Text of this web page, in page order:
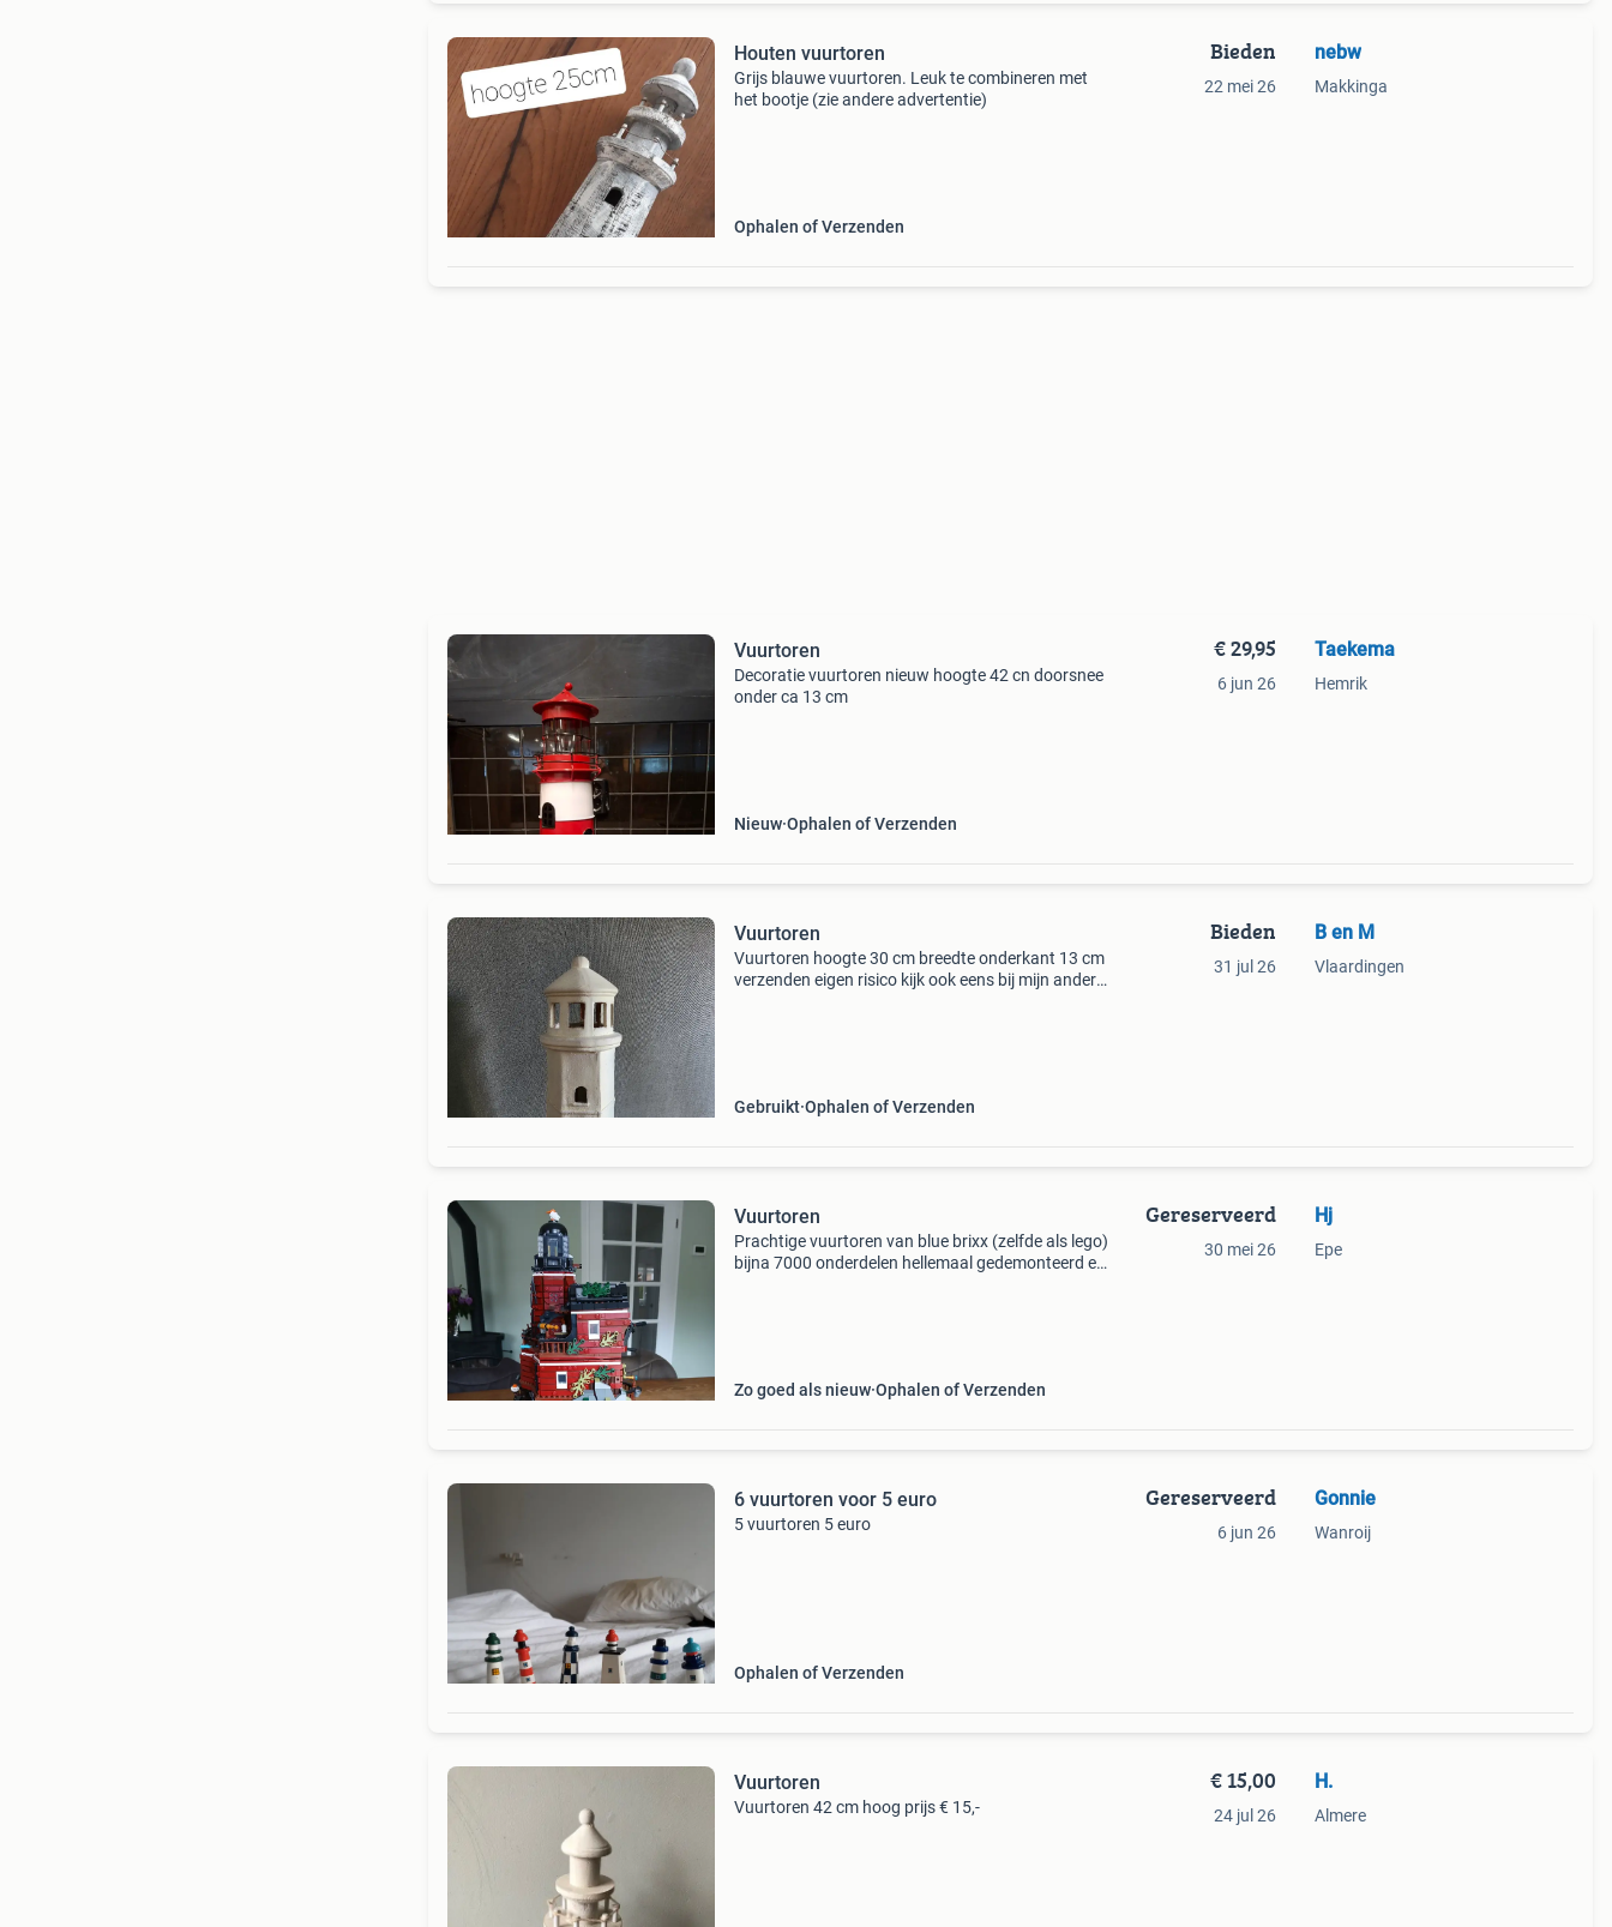
Houten vuurtoren
Grijs blauwe vuurtoren. Leuk te combineren met
het bootje (zie andere advertentie)
Ophalen of Verzenden
Bieden
22 mei 26
nebw
Makkinga
Vuurtoren
Decoratie vuurtoren nieuw hoogte 42 cn doorsnee
onder ca 13 cm
Nieuw Ophalen of Verzenden
€ 29,95
6 jun 26
Taekema
Hemrik
Vuurtoren
Vuurtoren hoogte 30 cm breedte onderkant 13 cm
verzenden eigen risico kijk ook eens bij mijn andere
Gebruikt Ophalen of Verzenden
Bieden
31 jul 26
B en M
Vlaardingen
Vuurtoren
Prachtige vuurtoren van blue brixx (zelfde als lego)
bijna 7000 onderdelen hellemaal gedemonteerd en
Zo goed als nieuw Ophalen of Verzenden
Gereserveerd
30 mei 26
Hj
Epe
6 vuurtoren voor 5 euro
5 vuurtoren 5 euro
Ophalen of Verzenden
Gereserveerd
6 jun 26
Gonnie
Wanroij
Vuurtoren
Vuurtoren 42 cm hoog prijs € 15,-
€ 15,00
24 jul 26
H.
Almere